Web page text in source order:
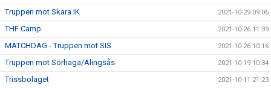
Truppen mot Skara IK 2021-10-29 09:06
THF Camp 2021-10-26 11:39
MATCHDAG - Truppen mot SIS 2021-10-26 10:16
Truppen mot Sörhaga/Alingsås 2021-10-19 10:34
Trissbolaget 2021-10-11 21:23